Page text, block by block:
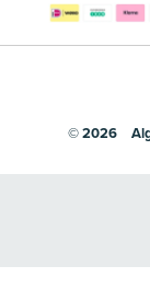
© 2026